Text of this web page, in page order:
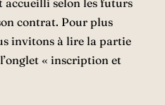
accueilli selon les futurs
contrat. Pour plus
invitons à lire la partie
« inscription et